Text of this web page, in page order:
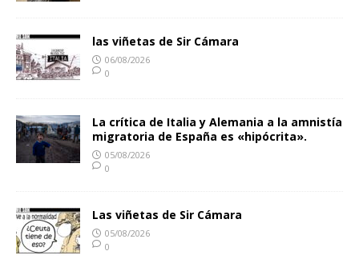
las viñetas de Sir Cámara
06/08/2026
0
La crítica de Italia y Alemania a la amnistía
migratoria de España es «hipócrita».
05/08/2026
0
Las viñetas de Sir Cámara
05/08/2026
0